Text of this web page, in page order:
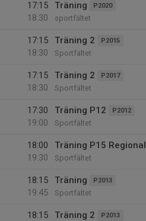
17:15
18:30
Träning P2020
sportfältet
17:15
18:30
Träning 2 P2015
Sportfältet
17:15
18:30
Träning 2 P2017
Sportfältet
17:30
19:00
Träning P12 P2012
Sportfältet
18:00
19:30
Träning P15 Regional
Sportfältet
18:15
19:45
Träning P2013
Sportfältet
18:15
Träning 2 P2013